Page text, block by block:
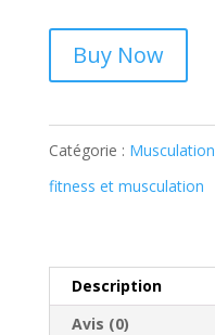
Buy Now
Catégorie : Musculation
fitness et musculation
Description
Avis (0)